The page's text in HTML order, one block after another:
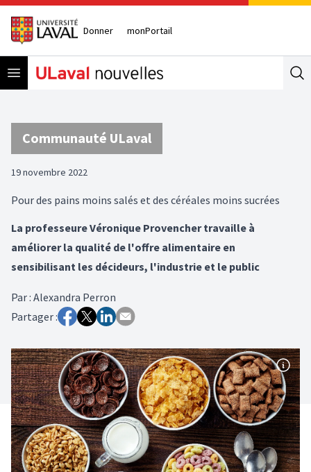
Donner monPortail
Open menu
Communauté ULaval
19 novembre 2022
Pour des pains moins salés et des céréales moins sucrées
La professeure Véronique Provencher travaille à
améliorer la qualité de l'offre alimentaire en
sensibilisant les décideurs, l'industrie et le public
Par: Alexandra Perron
Partager :